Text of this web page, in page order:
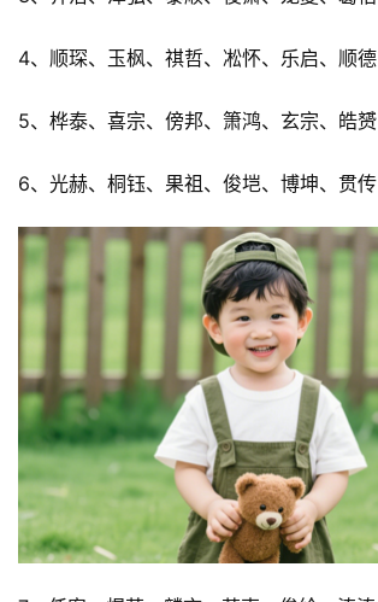
4、顺琛、玉枫、祺哲、凇怀、乐启、顺德
5、桦泰、喜宗、傍邦、箫鸿、玄宗、皓赟
6、光赫、桐钰、果祖、俊垲、博坤、贯传